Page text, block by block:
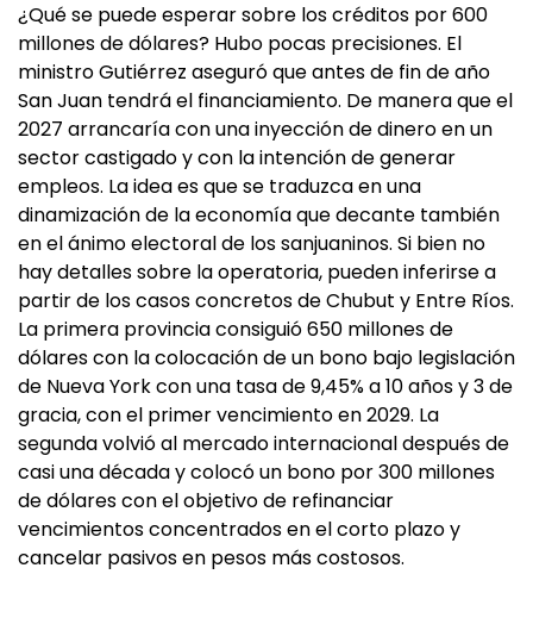
¿Qué se puede esperar sobre los créditos por 600
millones de dólares? Hubo pocas precisiones. El
ministro Gutiérrez aseguró que antes de fin de año
San Juan tendrá el financiamiento. De manera que el
2027 arrancaría con una inyección de dinero en un
sector castigado y con la intención de generar
empleos. La idea es que se traduzca en una
dinamización de la economía que decante también
en el ánimo electoral de los sanjuaninos. Si bien no
hay detalles sobre la operatoria, pueden inferirse a
partir de los casos concretos de Chubut y Entre Ríos.
La primera provincia consiguió 650 millones de
dólares con la colocación de un bono bajo legislación
de Nueva York con una tasa de 9,45% a 10 años y 3 de
gracia, con el primer vencimiento en 2029. La
segunda volvió al mercado internacional después de
casi una década y colocó un bono por 300 millones
de dólares con el objetivo de refinanciar
vencimientos concentrados en el corto plazo y
cancelar pasivos en pesos más costosos.